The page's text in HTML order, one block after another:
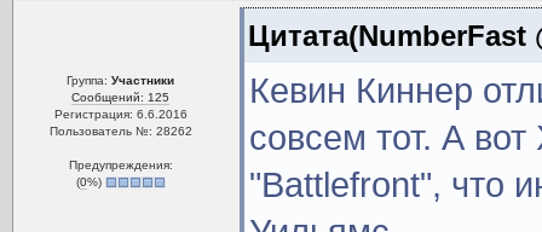
Группа:Участники
Сообщений: 125
Регистрация: 6.6.2016
Пользователь №: 28262
Предупреждения:
(0%)
Цитата(NumberFast
Кевин Киннер
совсем тот. А
"Battlefront", что